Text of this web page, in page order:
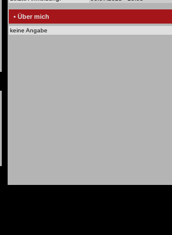
• Über mich
keine Angabe